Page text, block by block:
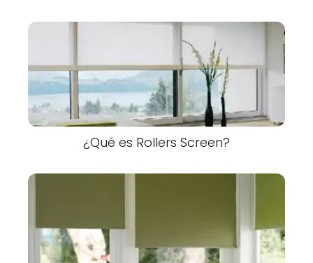
¿Qué es Rollers Screen?